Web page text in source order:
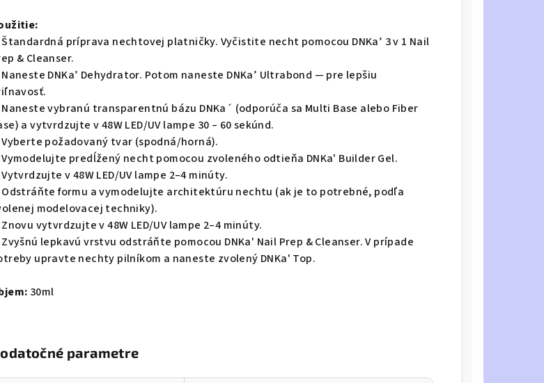
Štandardná príprava nechtovej platničky. Vyčistite necht pomocou DNKa’ 3 v 1 Nail
& Cleanser.
Naneste DNKa’ Dehydrator. Potom naneste DNKa’ Ultrabond — pre lepšiu
Naneste vybranú transparentnú bázu DNKa´ (odporúča sa Multi Base alebo Fiber
a vytvrdzujte v 48W LED/UV lampe 30 – 60 sekúnd.
Vyberte požadovaný tvar (spodná/horná).
Vymodelujte predĺžený necht pomocou zvoleného odtieňa DNKa' Builder Gel.
Vytvrdzujte v 48W LED/UV lampe 2–4 minúty.
Odstráňte formu a vymodelujte architektúru nechtu (ak je to potrebné, podľa
modelovacej techniky).
Znovu vytvrdzujte v 48W LED/UV lampe 2–4 minúty.
Zvyšnú lepkavú vrstvu odstráňte pomocou DNKa' Nail Prep & Cleanser. V prípade
upravte nechty pilníkom a naneste zvolený DNKa' Top.
30ml
parametre